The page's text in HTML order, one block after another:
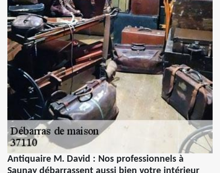
Antiquaire M. David : Nos professionnels à
Saunay débarrassent aussi bien votre intérieur